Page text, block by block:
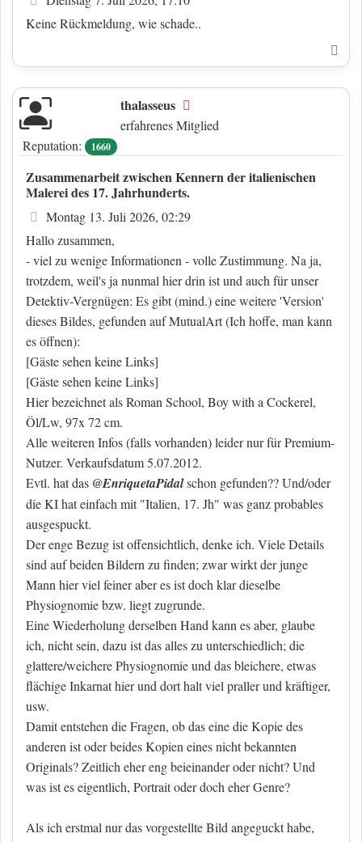
Keine Rückmeldung, wie schade..
thalasseus
erfahrenes Mitglied
Reputation:
1660
Zusammenarbeit zwischen Kennern der italienischen
Malerei des 17. Jahrhunderts.
Beitrag
Montag 13. Juli 2026, 02:29
Hallo zusammen,
- viel zu wenige Informationen - volle Zustimmung. Na ja,
trotzdem, weil's ja nunmal hier drin ist und auch für unser
Detektiv-Vergnügen: Es gibt (mind.) eine weitere 'Version'
dieses Bildes, gefunden auf MutualArt (Ich hoffe, man kann
es öffnen):
[Gäste sehen keine Links]
[Gäste sehen keine Links]
Hier bezeichnet als Roman School, Boy with a Cockerel,
Öl/Lw, 97x 72 cm.
Alle weiteren Infos (falls vorhanden) leider nur für Premium-
Nutzer. Verkaufsdatum 5.07.2012.
Evtl. hat das @EnriquetaPidalschon gefunden?? Und/oder
die KI hat einfach mit "Italien, 17. Jh" was ganz probables
ausgespuckt.
Der enge Bezug ist offensichtlich, denke ich. Viele Details
sind auf beiden Bildern zu finden; zwar wirkt der junge
Mann hier viel feiner aber es ist doch klar dieselbe
Physiognomie bzw. liegt zugrunde.
Eine Wiederholung derselben Hand kann es aber, glaube
ich, nicht sein, dazu ist das alles zu unterschiedlich; die
glattere/weichere Physiognomie und das bleichere, etwas
flächige Inkarnat hier und dort halt viel praller und kräftiger,
usw.
Damit entstehen die Fragen, ob das eine die Kopie des
anderen ist oder beides Kopien eines nicht bekannten
Originals? Zeitlich eher eng beieinander oder nicht? Und
was ist es eigentlich, Portrait oder doch eher Genre?
Als ich erstmal nur das vorgestellte Bild angeguckt habe,